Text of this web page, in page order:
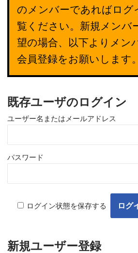
のメンバーであればログ
覧ください。新規メンバ
望の場合、以下よりメン
会員登録をお願いします。
既存ユーザのログイン
ユーザー名またはメールアドレス
パスワード
ログイン状態を保存する
新規ユーザー登録